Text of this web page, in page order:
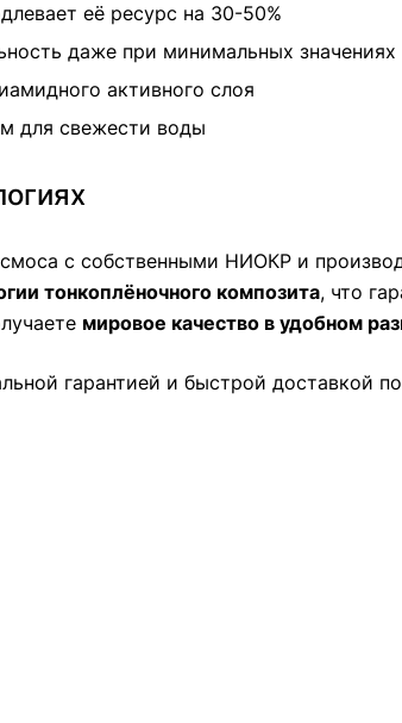
её ресурс на 30-50%
даже при минимальных значениях
активного слоя
для свежести воды
с собственными НИОКР и
тонкоплёночного композита, что
мировое качество в удобном
гарантией и быстрой доставкой